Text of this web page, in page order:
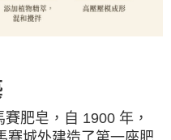
肥皂，自 1900 年，